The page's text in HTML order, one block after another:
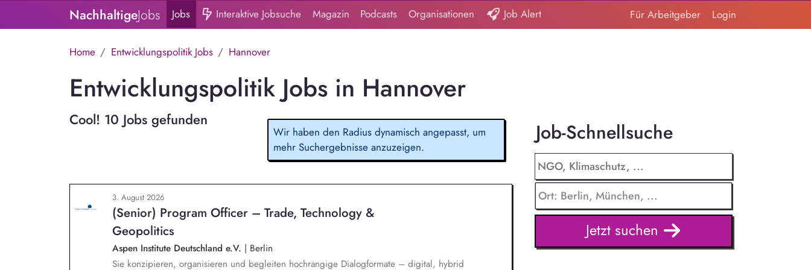
NachhaltigeJobs Jobs Interaktive Jobsuche Magazin Podcasts Organisationen Job Alert Für Arbeitgeber Login
Home Entwicklungspolitik Jobs Hannover
Entwicklungspolitik Jobs in Hannover
Cool! 10 Jobs gefunden
Wir haben den Radius dynamisch angepasst, um
mehr Suchergebnisse anzuzeigen.
3. August 2026
(Senior) Program Officer – Trade, Technology &
Geopolitics
Aspen Institute Deutschland e.V. | Berlin
Sie konzipieren, organisieren und begleiten hochrangige Dialogformate – digital, hybrid
Job-Schnellsuche
Jetzt suchen